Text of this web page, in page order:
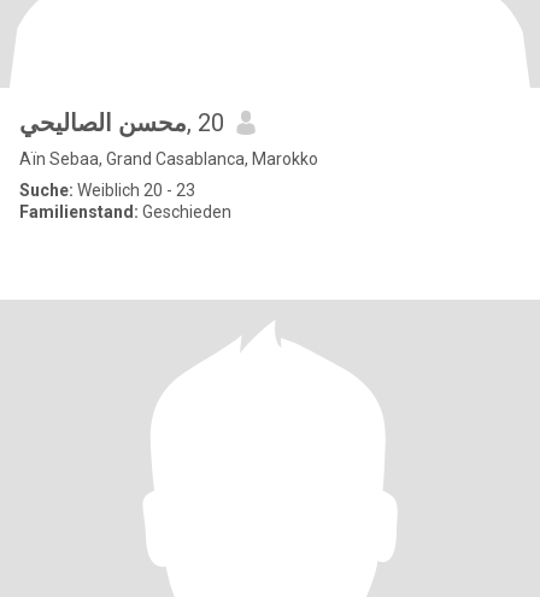
محسن الصاليحي, 20
Aïn Sebaa, Grand Casablanca, Marokko
Suche: Weiblich 20 - 23
Familienstand: Geschieden